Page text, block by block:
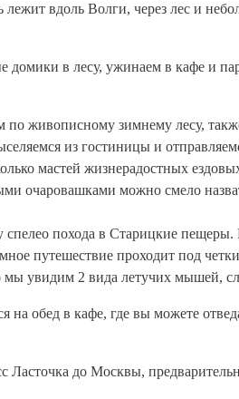
вдоль Волги, через лес и
домики в лесу, ужинаем в кафе и
по живописному зимнему лесу,
из гостиницы и
мастей жизнерадостных
очаровашками можно смело
похода в Старицкие
путешествие проходит под
мы увидим 2 вида летучих мышей,
на обед в кафе, где вы можете
Ласточка до Москвы,